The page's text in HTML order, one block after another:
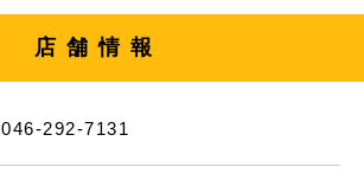
店舗情報
046-292-7131